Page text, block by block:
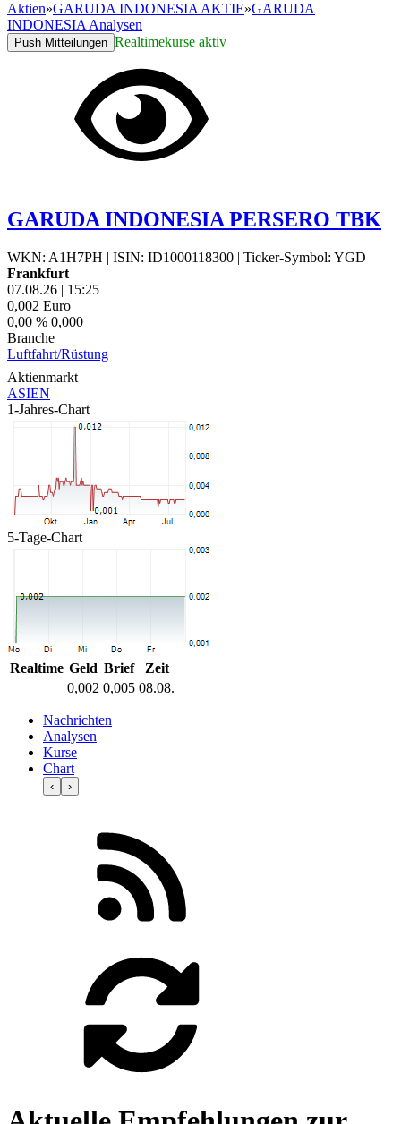
Aktien»GARUDA INDONESIA AKTIE»GARUDA
INDONESIA Analysen
Push Mitteilungen Realtimekurse aktiv
GARUDA INDONESIA PERSERO TBK
WKN: A1H7PH | ISIN: ID1000118300 | Ticker-Symbol: YGD
Frankfurt
07.08.26 | 15:25
0,002 Euro
0,00 % 0,000
Branche
Luftfahrt/Rüstung
Aktienmarkt
ASIEN
1-Jahres-Chart
5-Tage-Chart
Realtime Geld Brief
Zeit
0,002 0,005 08.08.
Nachrichten
Analysen
Kurse
Chart
‹ ›